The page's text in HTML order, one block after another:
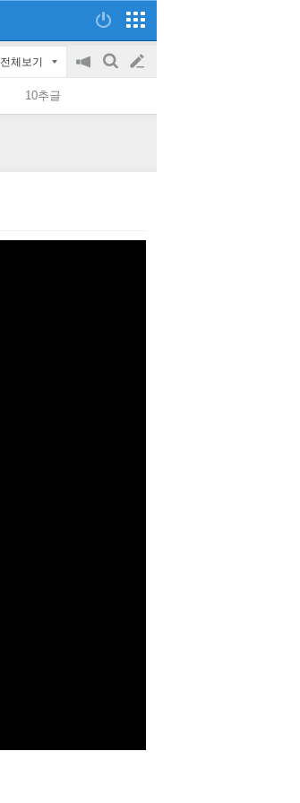
전체보기
공
on/off
검
글
쓰
10추글